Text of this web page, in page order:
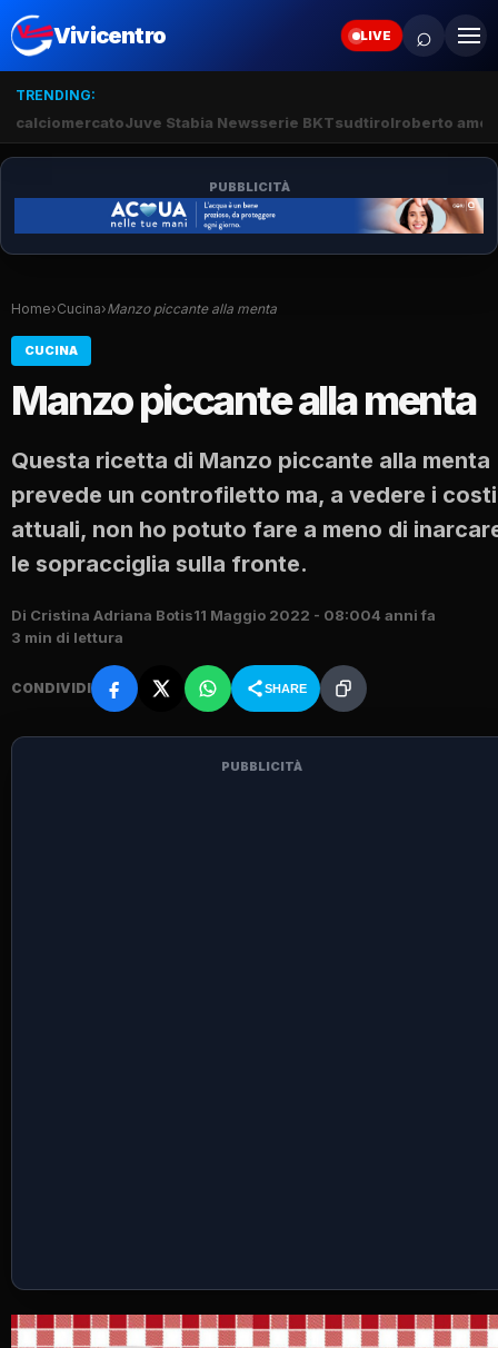
Vivicentro LIVE ⌕
TRENDING:
calciomercatoJuve Stabia Newsserie BKTsudtirolroberto
PUBBLICITÀ
Home›Cucina›Manzo piccante alla menta
CUCINA
Manzo piccante alla menta
Questa ricetta di Manzo piccante alla menta
prevede un controfiletto ma, a vedere i costi
attuali, non ho potuto fare a meno di
le sopracciglia sulla fronte.
Di Cristina Adriana Botis11 Maggio 2022 - 08:004 anni fa
3 min di lettura
CONDIVIDI SHARE
PUBBLICITÀ